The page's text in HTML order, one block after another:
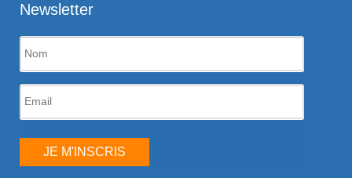
Newsletter
JE M'INSCRIS